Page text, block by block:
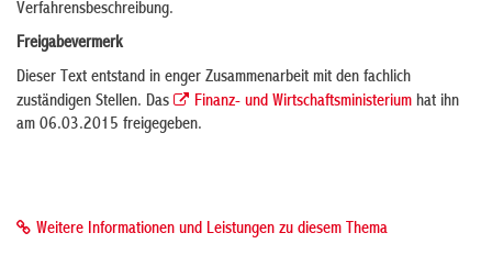
Verfahrensbeschreibung.
Freigabevermerk
Dieser Text entstand in enger Zusammenarbeit mit den fachlich
zuständigen Stellen. Das
Finanz- und Wirtschaftsministerium hat ihn
am 06.03.2015 freigegeben.
Weitere Informationen und Leistungen zu diesem Thema